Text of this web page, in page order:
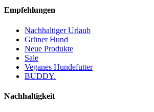
Empfehlungen
Nachhaltiger Urlaub
Grüner Hund
Neue Produkte
Sale
Veganes Hundefutter
BUDDY.
Nachhaltigkeit